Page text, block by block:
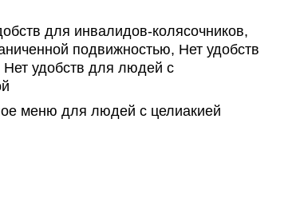
для инвалидов-колясочников,
подвижностью, Нет удобств
удобств для людей с
меню для людей с целиакией